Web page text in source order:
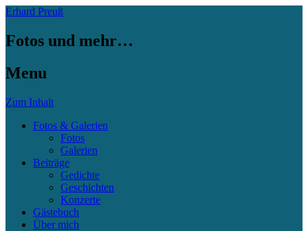
Erhard Preuß
Fotos und mehr…
Menu
Zum Inhalt
Fotos & Galerien
Fotos
Galerien
Beiträge
Gedichte
Geschichten
Konzerte
Gästebuch
Über mich